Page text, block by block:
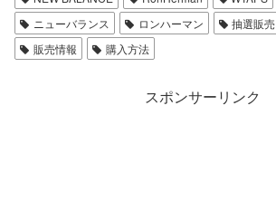
ニューバランス
ロンハーマン 抽選販売
販売情報
購入方法
スポンサーリンク